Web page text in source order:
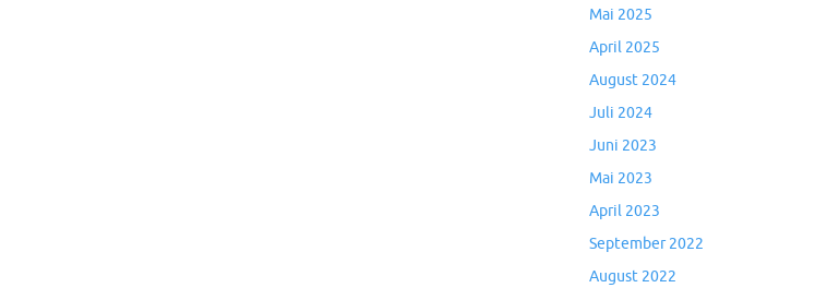
Mai 2025
April 2025
August 2024
Juli 2024
Juni 2023
Mai 2023
April 2023
September 2022
August 2022